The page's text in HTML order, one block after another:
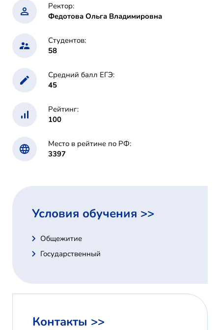
Ректор:
Федотова Ольга Владимировна
Студентов:
58
Средний балл ЕГЭ:
45
Рейтинг:
100
Место в рейтине по РФ:
3397
Условия обучения >>
Общежитие
Государственный
Контакты >>